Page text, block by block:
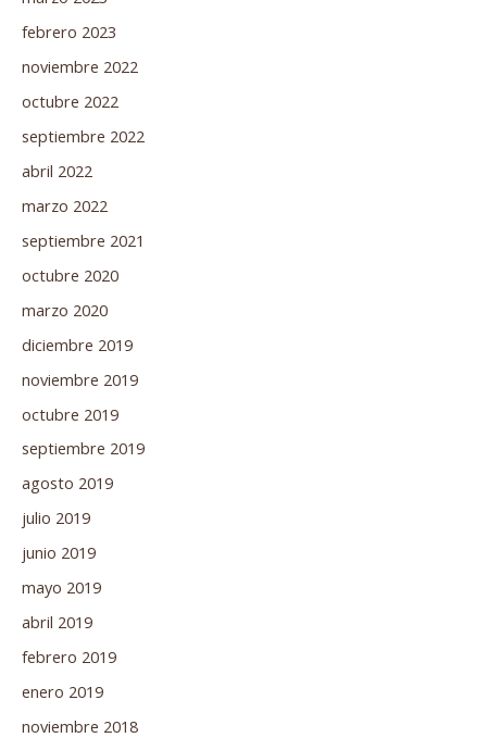
febrero 2023
noviembre 2022
octubre 2022
septiembre 2022
abril 2022
marzo 2022
septiembre 2021
octubre 2020
marzo 2020
diciembre 2019
noviembre 2019
octubre 2019
septiembre 2019
agosto 2019
julio 2019
junio 2019
mayo 2019
abril 2019
febrero 2019
enero 2019
noviembre 2018